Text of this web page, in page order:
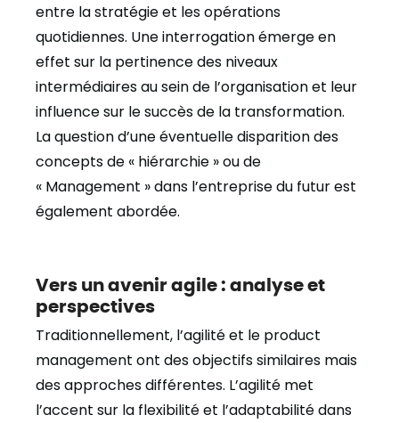
entre la stratégie et les opérations
quotidiennes. Une interrogation émerge en
effet sur la pertinence des niveaux
intermédiaires au sein de l’organisation et leur
influence sur le succès de la transformation.
La question d’une éventuelle disparition des
concepts de « hiérarchie » ou de
« Management » dans l’entreprise du futur est
également abordée.
Vers un avenir agile : analyse et
perspectives
Traditionnellement, l’agilité et le product
management ont des objectifs similaires mais
des approches différentes. L’agilité met
l’accent sur la flexibilité et l’adaptabilité dans